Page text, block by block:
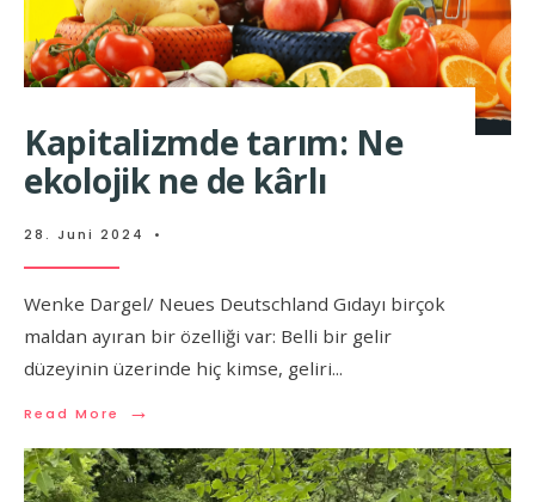
Kapitalizmde tarım: Ne
ekolojik ne de kârlı
28. Juni 2024 •
Wenke Dargel/ Neues Deutschland Gıdayı birçok
maldan ayıran bir özelliği var: Belli bir gelir
düzeyinin üzerinde hiç kimse, geliri...
Read More →